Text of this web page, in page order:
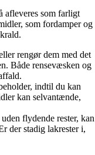
afleveres som farligt
som fordamper og
rengør dem med det
Både rensevæsken og
indtil du kan
kan selvantænde,
flydende rester, kan
der stadig lakrester i,